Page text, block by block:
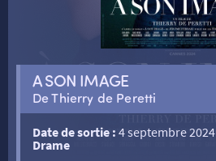
SÉANCES SPÉCIALES
RETOUR
RETOUR
A SON IMAGE
De Thierry de Peretti
Date de sortie : 4 septembre 2024
Drame